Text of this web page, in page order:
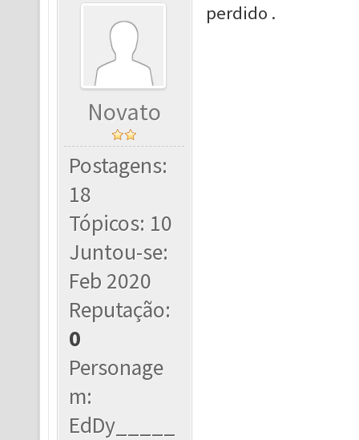
Novato
Postagens:
18
Tópicos: 10
Juntou-se:
Feb 2020
Reputação:
0
Personage
m:
EdDy_____
perdido .